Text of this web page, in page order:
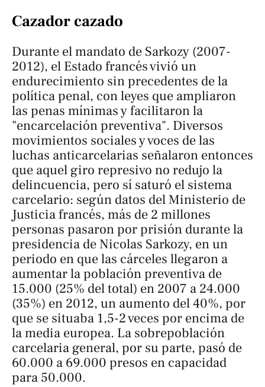
Cazador cazado
Durante el mandato de Sarkozy (2007-
2012), el Estado francés vivió un
endurecimiento sin precedentes de la
política penal, con leyes que ampliaron
las penas mínimas y facilitaron la
"encarcelación preventiva". Diversos
movimientos sociales y voces de las
luchas anticarcelarias señalaron entonces
que aquel giro represivo no redujo la
delincuencia, pero sí saturó el sistema
carcelario: según datos del Ministerio de
Justicia francés, más de 2 millones
personas pasaron por prisión durante la
presidencia de Nicolas Sarkozy, en un
periodo en que las cárceles llegaron a
aumentar la población preventiva de
15.000 (25% del total) en 2007 a 24.000
(35%) en 2012, un aumento del 40%, por
que se situaba 1,5-2 veces por encima de
la media europea. La sobrepoblación
carcelaria general, por su parte, pasó de
60.000 a 69.000 presos en capacidad
para 50.000.